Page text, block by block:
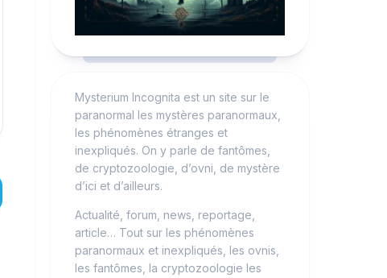
Mysterium Incognita est un site sur le
paranormal les mystères paranormaux,
les phénomènes étranges et
inexpliqués. On y parle de fantômes,
de cryptozoologie, d’ovni, de mystère
d’ici et d’ailleurs.
Actualité, forum, news, reportage,
article… Tout sur les phénomènes
paranormaux et inexpliqués, les ovnis,
les fantômes, la cryptozoologie les